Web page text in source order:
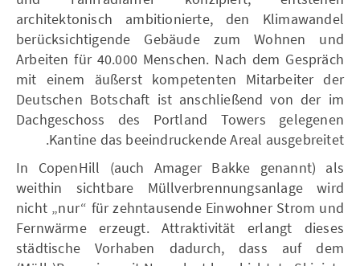
architektonisch ambitionierte, den Klimawandel
berücksichtigende Gebäude zum Wohnen und
Arbeiten für 40.000 Menschen. Nach dem Gespräch
mit einem äußerst kompetenten Mitarbeiter der
Deutschen Botschaft ist anschließend von der im
Dachgeschoss des Portland Towers gelegenen
Kantine das beeindruckende Areal ausgebreitet.
In CopenHill (auch Amager Bakke genannt) als
weithin sichtbare Müllverbrennungsanlage wird
nicht „nur“ für zehntausende Einwohner Strom und
Fernwärme erzeugt. Attraktivität erlangt dieses
städtische Vorhaben dadurch, dass auf dem